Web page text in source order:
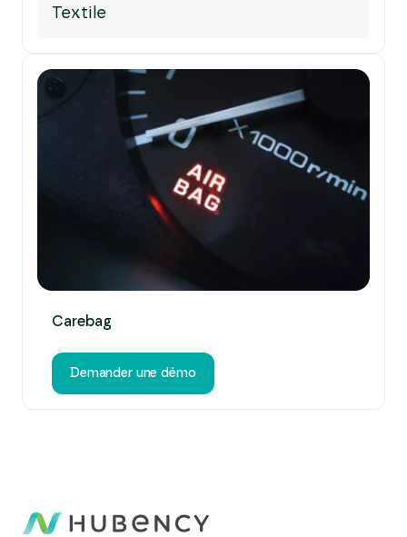
Textile
Carebag
Demander une démo